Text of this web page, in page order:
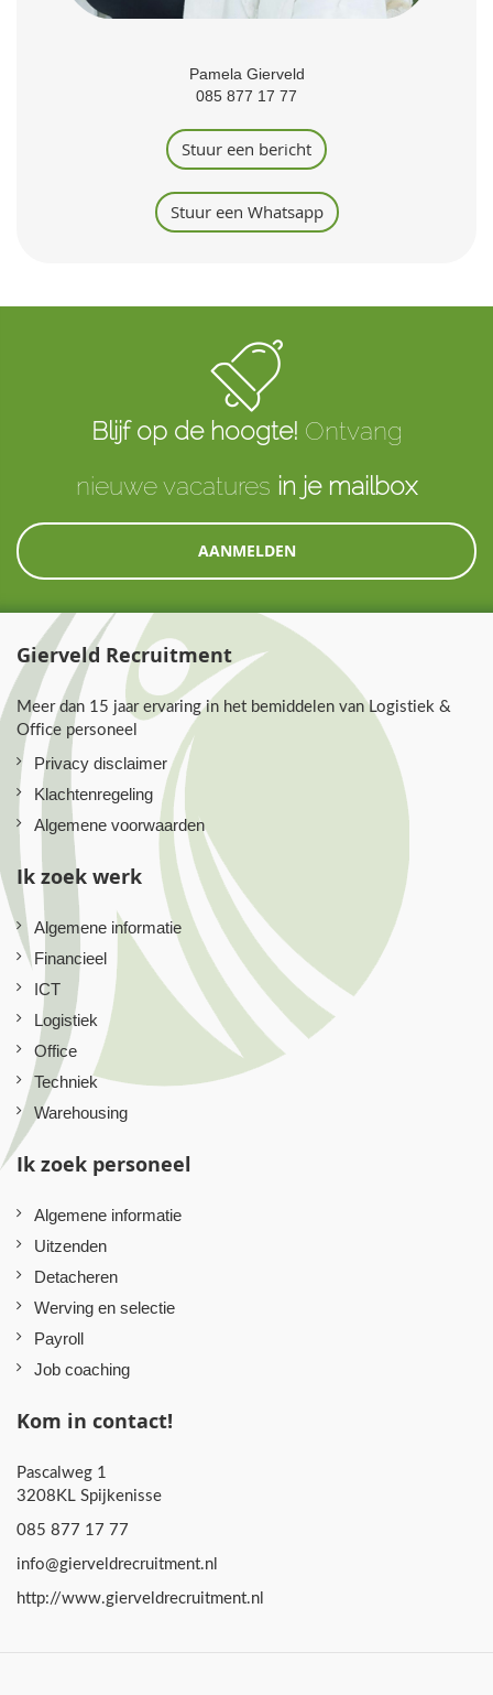
Pamela Gierveld
085 877 17 77
Stuur een bericht
Stuur een Whatsapp
Blijf op de hoogte! Ontvang
nieuwe vacatures in je mailbox
AANMELDEN
Gierveld Recruitment
Meer dan 15 jaar ervaring in het bemiddelen van Logistiek &
Office personeel
Privacy disclaimer
Klachtenregeling
Algemene voorwaarden
Ik zoek werk
Algemene informatie
Financieel
ICT
Logistiek
Office
Techniek
Warehousing
Ik zoek personeel
Algemene informatie
Uitzenden
Detacheren
Werving en selectie
Payroll
Job coaching
Kom in contact!
Pascalweg 1
3208KL Spijkenisse
085 877 17 77
info@gierveldrecruitment.nl
http://www.gierveldrecruitment.nl